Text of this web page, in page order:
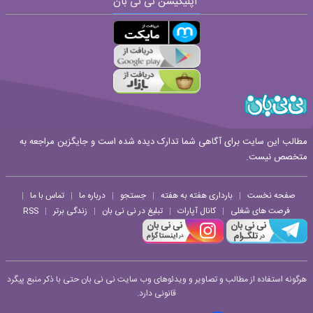
مطالب این سایت برای آگاهی شما تدارک دیده شده است و جایگزین مراجعه به
متخصص نیست.
صفحه نخست | بارداری هفته به هفته | جستجو | درباره ما | تماس با ما |
فرصت های شغلی | کانال آپارات | تبلیغ در نی نی بان | زندگی برتر |
RSS
هرگونه استفاده از مطالب و تصاویر و ویدئوهای وب سایت نی نی بان حتی با ذکر منبع پیگرد
قانونی دارد.